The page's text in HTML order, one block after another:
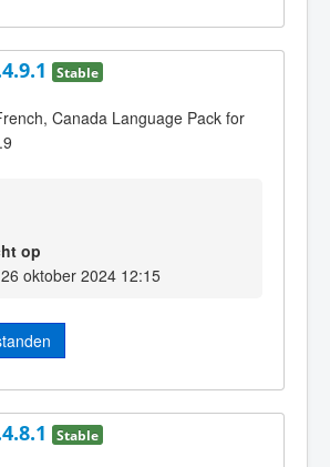
Stable
Canada Language Pack for
op
oktober 2024 12:15
Stable